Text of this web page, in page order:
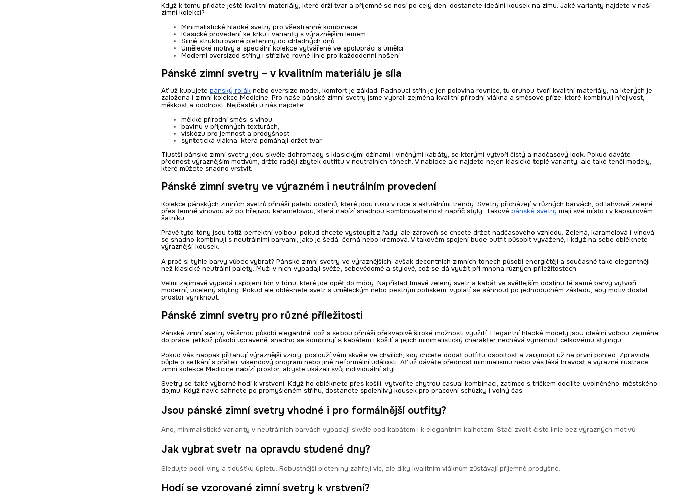
Když k tomu přidáte ještě kvalitní materiály, které drží tvar a příjemně se nosí po celý den, dostanete ideální kousek na zimu. Jaké varianty najdete v naší
zimní kolekci?
Minimalistické hladké svetry pro všestranné kombinace
Klasické provedení ke krku i varianty s výraznějším lemem
Silné strukturované pleteniny do chladných dnů
Umělecké motivy a speciální kolekce vytvářené ve spolupráci s umělci
Moderní oversized střihy i střízlivé rovné linie pro každodenní nošení
Pánské zimní svetry – v kvalitním materiálu je síla
Ať už kupujete pánský roláknebo oversize model, komfort je základ. Padnoucí střih je jen polovina rovnice, tu druhou tvoří kvalitní materiály, na kterých je
založena i zimní kolekce Medicine. Pro naše pánské zimní svetry jsme vybrali zejména kvalitní přírodní vlákna a směsové příze, které kombinují hřejivost,
měkkost a odolnost. Nejčastěji u nás najdete:
měkké přírodní směsi s vlnou,
bavlnu v příjemných texturách,
viskózu pro jemnost a prodyšnost,
syntetická vlákna, která pomáhají držet tvar.
Tlustší pánské zimní svetry jdou skvěle dohromady s klasickými džínami i vlněnými kabáty, se kterými vytvoří čistý a nadčasový look. Pokud dáváte
přednost výraznějším motivům, držte raději zbytek outfitu v neutrálních tónech. V nabídce ale najdete nejen klasické teplé varianty, ale také tenčí modely,
které můžete snadno vrstvit.
Pánské zimní svetry ve výrazném i neutrálním provedení
Kolekce pánských zimních svetrů přináší paletu odstínů, které jdou ruku v ruce s aktuálními trendy. Svetry přicházejí v různých barvách, od lahvově zelené
přes temně vínovou až po hřejivou karamelovou, která nabízí snadnou kombinovatelnost napříč styly. Takové pánské svetry mají své místo i v kapsulovém
šatníku.
Právě tyto tóny jsou totiž perfektní volbou, pokud chcete vystoupit z řady, ale zároveň se chcete držet nadčasového vzhledu. Zelená, karamelová i vínová
se snadno kombinují s neutrálními barvami, jako je šedá, černá nebo krémová. V takovém spojení bude outfit působit vyváženě, i když na sebe obléknete
výraznější kousek.
A proč si tyhle barvy vůbec vybrat? Pánské zimní svetry ve výraznějších, avšak decentních zimních tónech působí energičtěji a současně také elegantněji
než klasické neutrální palety. Muži v nich vypadají svěže, sebevědomě a stylově, což se dá využít při mnoha různých příležitostech.
Velmi zajímavě vypadá i spojení tón v tónu, které jde opět do módy. Například tmavě zelený svetr a kabát ve světlejším odstínu té samé barvy vytvoří
moderní, ucelený styling. Pokud ale obléknete svetr s uměleckým nebo pestrým potiskem, vyplatí se sáhnout po jednoduchém základu, aby motiv dostal
prostor vyniknout.
Pánské zimní svetry pro různé příležitosti
Pánské zimní svetry většinou působí elegantně, což s sebou přináší překvapivě široké možnosti využití. Elegantní hladké modely jsou ideální volbou zejména
do práce, jelikož působí upraveně, snadno se kombinují s kabátem i košilí a jejich minimalistický charakter nechává vyniknout celkovému stylingu.
Pokud vás naopak přitahují výraznější vzory, poslouží vám skvěle ve chvílích, kdy chcete dodat outfitu osobitost a zaujmout už na první pohled. Zpravidla
půjde o setkání s přáteli, víkendový program nebo jiné neformální události. Ať už dáváte přednost minimalismu nebo vás láká hravost a výrazné ilustrace,
zimní kolekce Medicine nabízí prostor, abyste ukázali svůj individuální styl.
Svetry se také výborně hodí k vrstvení. Když ho obléknete přes košili, vytvoříte chytrou casual kombinaci, zatímco s tričkem docílíte uvolněného, městského
dojmu. Když navíc sáhnete po promyšleném střihu, dostanete spolehlivý kousek pro pracovní schůzky i volný čas.
Jsou pánské zimní svetry vhodné i pro formálnější outfity?
Ano, minimalistické varianty v neutrálních barvách vypadají skvěle pod kabátem i k elegantním kalhotám. Stačí zvolit čisté linie bez výrazných motivů.
Jak vybrat svetr na opravdu studené dny?
Sledujte podíl vlny a tloušťku úpletu. Robustnější pleteniny zahřejí víc, ale díky kvalitním vláknům zůstávají příjemně prodyšné.
Hodí se vzorované zimní svetry k vrstvení?